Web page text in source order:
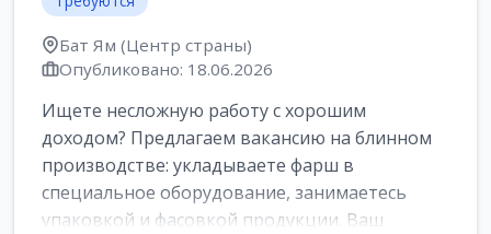
Бат Ям (Центр страны)
Опубликовано: 18.06.2026
Ищете несложную работу с хорошим
доходом? Предлагаем вакансию на блинном
производстве: укладываете фарш в
специальное оборудование, занимаетесь
упаковкой и фасовкой продукции. Ваш